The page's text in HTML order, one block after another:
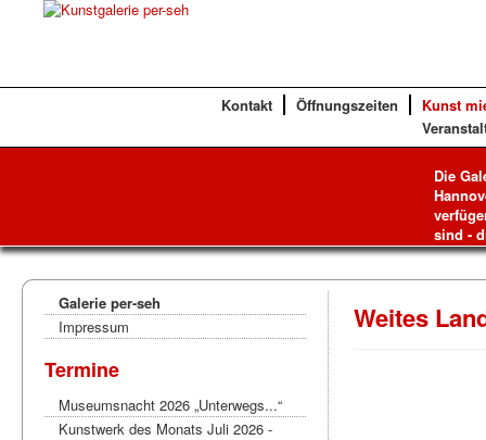
Kontakt Öffnungszeiten
Kunst
Die
sind -
Galerie per-seh
Impressum
Termine
Museumsnacht 2026 „Unterwegs...“
Kunstwerk des Monats Juli 2026 -
Weites